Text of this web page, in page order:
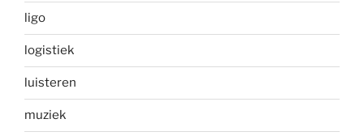
ligo
logistiek
luisteren
muziek